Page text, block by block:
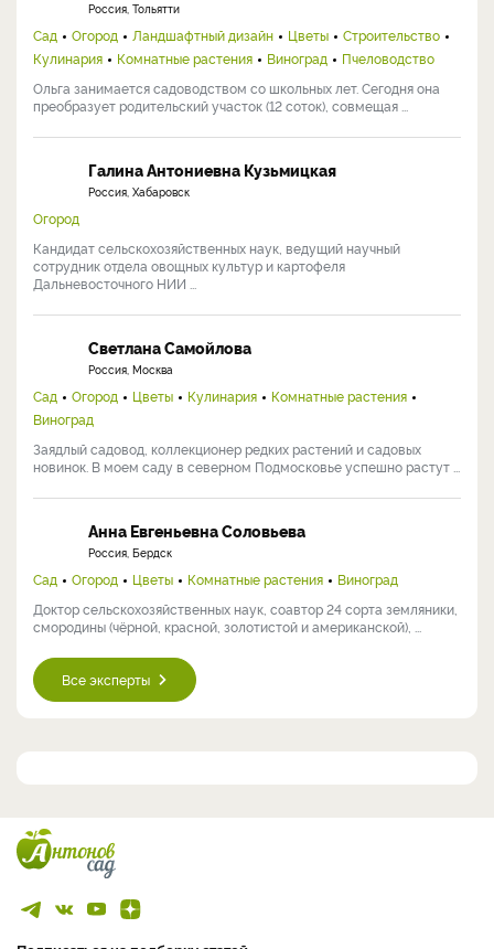
Россия, Тольятти
Сад Огород Ландшафтный дизайн Цветы
Строительство
Кулинария
Комнатные растения Виноград
Пчеловодство
Ольга занимается садоводством со школьных лет. Сегодня она
преобразует родительский участок (12 соток), совмещая ...
Галина Антониевна Кузьмицкая
Россия, Хабаровск
Огород
Кандидат сельскохозяйственных наук, ведущий научный
сотрудник отдела овощных культур и картофеля
Дальневосточного НИИ ...
Светлана Самойлова
Россия, Москва
Сад Огород Цветы Кулинария
Комнатные растения
Виноград
Заядлый садовод, коллекционер редких растений и садовых
новинок. В моем саду в северном Подмосковье успешно растут ...
Анна Евгеньевна Соловьева
Россия, Бердск
Сад Огород Цветы Комнатные растения
Виноград
Доктор сельскохозяйственных наук, соавтор 24 сорта земляники,
смородины (чёрной, красной, золотистой и американской), ...
Все эксперты